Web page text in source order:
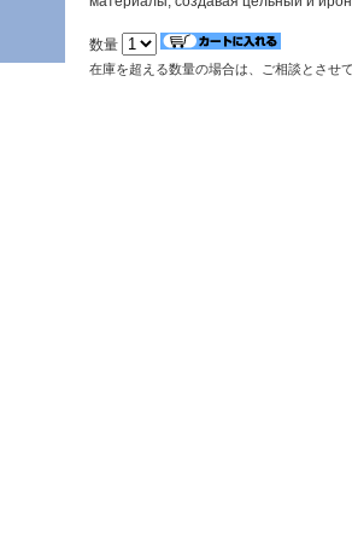
数量
在庫を超える数量の場合は、ご相談とさせ